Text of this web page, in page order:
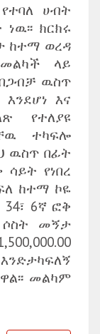
ሀብት
ክርክሩ
ከተማ ወረዳ
ላይ
ዉስጥ
እና
የተለያዩ
ተካፍሎ
ዉስጥ በፊት
የነበረ
ከተማ ኮዬ
6ኛ ፎቅ
መኝታ
መልካም